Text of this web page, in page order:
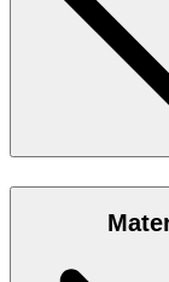
Das Model trägt
einem
Größentabelle